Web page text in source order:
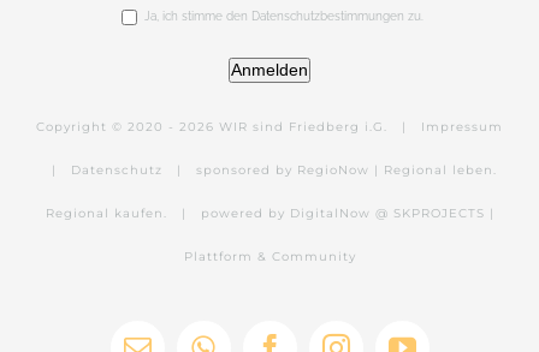
Ja, ich stimme den Datenschutzbestimmungen zu.
Anmelden
Copyright © 2020 - 2026 WIR sind Friedberg i.G. | Impressum
| Datenschutz | sponsored by RegioNow | Regional leben.
Regional kaufen. | powered by DigitalNow @ SKPROJECTS |
Plattform & Community